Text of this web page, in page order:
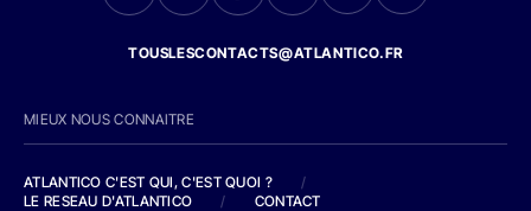
TOUSLESCONTACTS@ATLANTICO.FR
MIEUX NOUS CONNAITRE
ATLANTICO C'EST QUI, C'EST QUOI ?
/
LE RESEAU D'ATLANTICO
/ CONTACT